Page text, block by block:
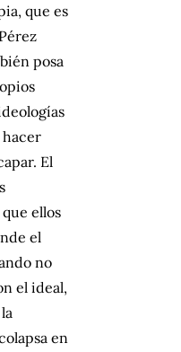
que es
posa
hacer
El
ellos
el
no
el ideal,
en